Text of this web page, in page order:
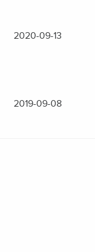
2020-09-13
2019-09-08